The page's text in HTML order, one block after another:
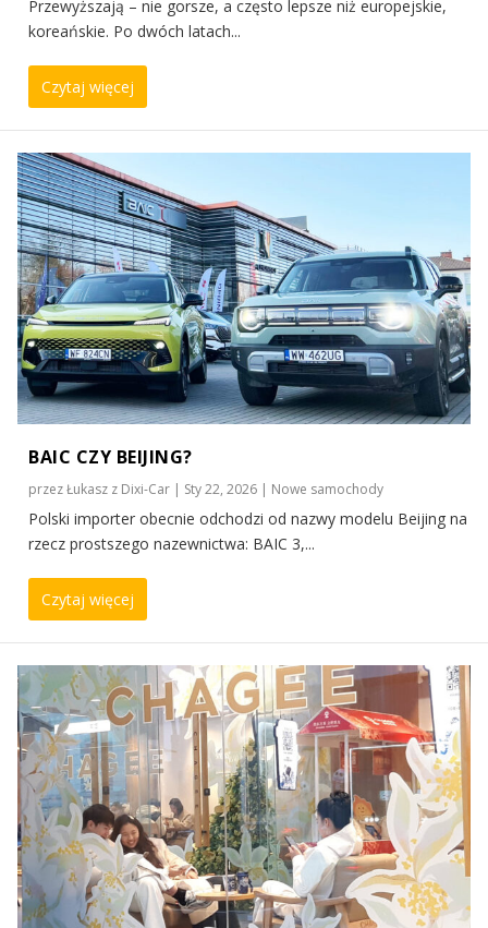
Przewyższają – nie gorsze, a często lepsze niż europejskie,
koreańskie. Po dwóch latach...
Czytaj więcej
BAIC CZY BEIJING?
przezŁukasz z Dixi-Car | Sty 22, 2026 | Nowe samochody
Polski importer obecnie odchodzi od nazwy modelu Beijing na
rzecz prostszego nazewnictwa: BAIC 3,...
Czytaj więcej